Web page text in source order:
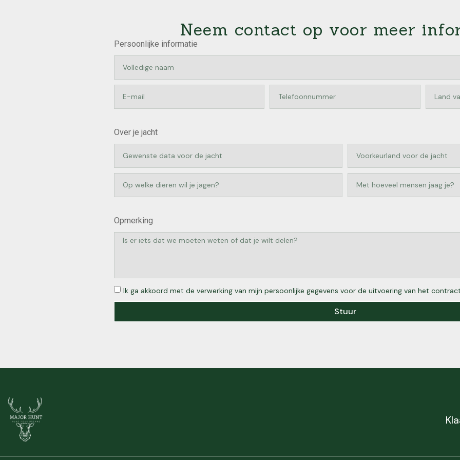
Neem contact op voor meer
Persoonlijke informatie
Over je jacht
Opmerking
Ik ga akkoord met de verwerking van mijn persoonlijke gegevens voor de uitvoering van het
Stuur